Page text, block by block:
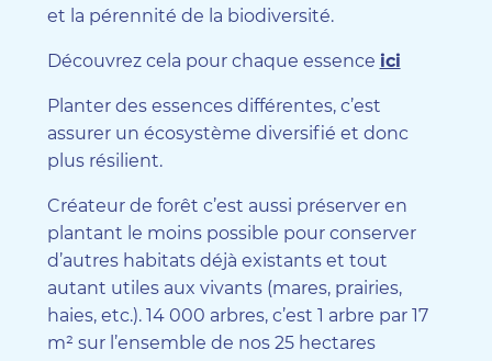
et la pérennité de la biodiversité.
Découvrez cela pour chaque essence ici
Planter des essences différentes, c’est
assurer un écosystème diversifié et donc
plus résilient.
Créateur de forêt c’est aussi préserver en
plantant le moins possible pour conserver
d’autres habitats déjà existants et tout
autant utiles aux vivants (mares, prairies,
haies, etc.). 14 000 arbres, c’est 1 arbre par 17
m² sur l’ensemble de nos 25 hectares